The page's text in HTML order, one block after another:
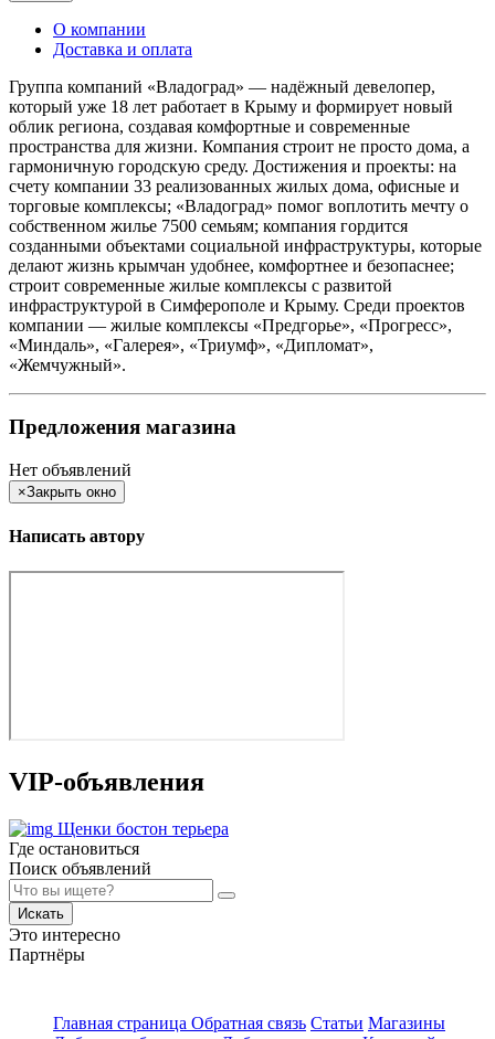
О компании
Доставка и оплата
Группа компаний «Владоград» — надёжный девелопер,
который уже 18 лет работает в Крыму и формирует новый
облик региона, создавая комфортные и современные
пространства для жизни. Компания строит не просто дома, а
гармоничную городскую среду. Достижения и проекты: на
счету компании 33 реализованных жилых дома, офисные и
торговые комплексы; «Владоград» помог воплотить мечту о
собственном жилье 7500 семьям; компания гордится
созданными объектами социальной инфраструктуры, которые
делают жизнь крымчан удобнее, комфортнее и безопаснее;
строит современные жилые комплексы с развитой
инфраструктурой в Симферополе и Крыму. Среди проектов
компании — жилые комплексы «Предгорье», «Прогресс»,
«Миндаль», «Галерея», «Триумф», «Дипломат»,
«Жемчужный».
Предложения магазина
Нет объявлений
×Закрыть окно
Написать автору
VIP-объявления
Щенки бостон терьера
Где остановиться
Поиск объявлений
Искать
Это интересно
Партнёры
Главная страница Обратная связь Статьи Магазины